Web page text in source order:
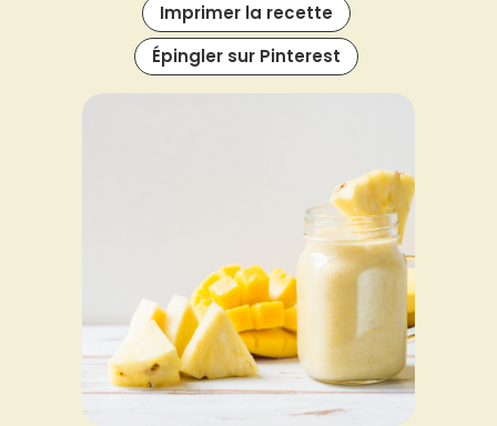
Imprimer la recette
Épingler sur Pinterest